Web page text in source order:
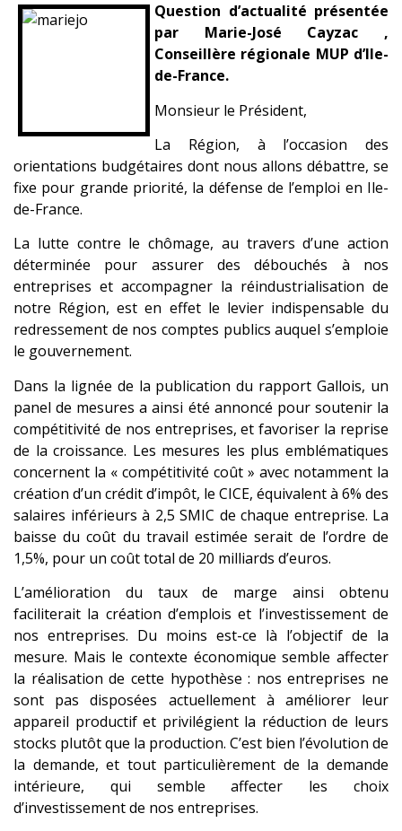
Question d’actualité présentée
par Marie-José Cayzac ,
Conseillère régionale MUP d’Ile-
de-France.
Monsieur le Président,
La Région, à l’occasion des
orientations budgétaires dont nous allons débattre, se
fixe pour grande priorité, la défense de l’emploi en Ile-
de-France.
La lutte contre le chômage, au travers d’une action
déterminée pour assurer des débouchés à nos
entreprises et accompagner la réindustrialisation de
notre Région, est en effet le levier indispensable du
redressement de nos comptes publics auquel s’emploie
le gouvernement.
Dans la lignée de la publication du rapport Gallois, un
panel de mesures a ainsi été annoncé pour soutenir la
compétitivité de nos entreprises, et favoriser la reprise
de la croissance. Les mesures les plus emblématiques
concernent la « compétitivité coût » avec notamment la
création d’un crédit d’impôt, le CICE, équivalent à 6% des
salaires inférieurs à 2,5 SMIC de chaque entreprise. La
baisse du coût du travail estimée serait de l’ordre de
1,5%, pour un coût total de 20 milliards d’euros.
L’amélioration du taux de marge ainsi obtenu
faciliterait la création d’emplois et l’investissement de
nos entreprises. Du moins est-ce là l’objectif de la
mesure. Mais le contexte économique semble affecter
la réalisation de cette hypothèse : nos entreprises ne
sont pas disposées actuellement à améliorer leur
appareil productif et privilégient la réduction de leurs
stocks plutôt que la production. C’est bien l’évolution de
la demande, et tout particulièrement de la demande
intérieure, qui semble affecter les choix
d’investissement de nos entreprises.